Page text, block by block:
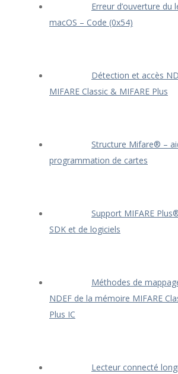
Erreur d’ouverture du
macOS – Code (0x54)
Détection et accès
MIFARE Classic & MIFARE Plus
Structure Mifare® –
programmation de cartes
Support MIFARE
SDK et de logiciels
Méthodes de
NDEF de la mémoire MIFARE
Plus IC
Lecteur connecté